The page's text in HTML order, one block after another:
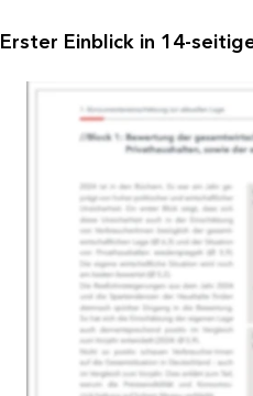
Erster Einblick in 14-